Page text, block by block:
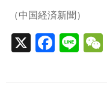
（中国経済新聞）
X F
a
Li
n